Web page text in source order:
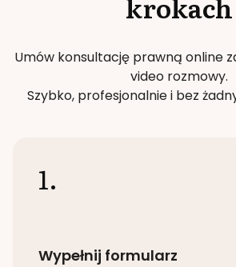
Umów konsultację prawną online
video rozmowy.
Szybko, profesjonalnie i bez
1.
Wypełnij formularz